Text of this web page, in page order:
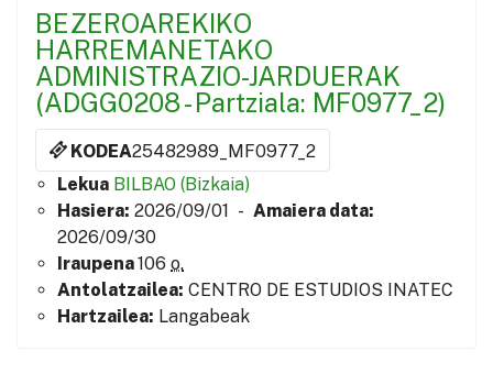
BEZEROAREKIKO
HARREMANETAKO
ADMINISTRAZIO-JARDUERAK
(ADGG0208 - Partziala: MF0977_2)
KODEA25482989_MF0977_2
Lekua BILBAO (Bizkaia)
Hasiera: 2026/09/01 - Amaiera data:
2026/09/30
Iraupena106 o.
Antolatzailea: CENTRO DE ESTUDIOS INATEC
Hartzailea: Langabeak